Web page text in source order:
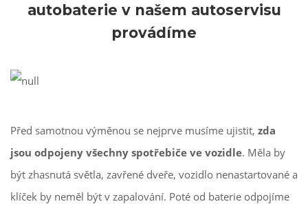
autobaterie v našem autoservisu
provádíme
Před samotnou výměnou se nejprve musíme ujistit, zda
jsou odpojeny všechny spotřebiče ve vozidle. Měla by
být zhasnutá světla, zavřené dveře, vozidlo nenastartované a
klíček by neměl být v zapalování. Poté od baterie odpojíme